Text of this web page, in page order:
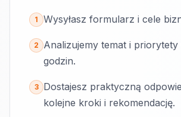
1 Wysyłasz formularz i cele
2
Analizujemy temat i
godzin.
3
Dostajesz praktyczną
kolejne kroki i rekomendację.